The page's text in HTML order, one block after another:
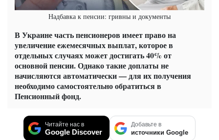
Надбавка к пенсии: гривны и документы
В Украине часть пенсионеров имеет право на
увеличение ежемесячных выплат, которое в
отдельных случаях может достигать 40% от
основной пенсии. Однако такие доплаты не
начисляются автоматически — для их получения
необходимо самостоятельно обратиться в
Пенсионный фонд.
Читайте нас в
Google Discover
Добавьте в
источники Google